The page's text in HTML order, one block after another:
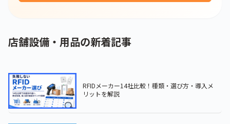
店舗設備・用品の新着記事
RFIDメーカー14社比較！種類・選び方・導入メ
リットを解説